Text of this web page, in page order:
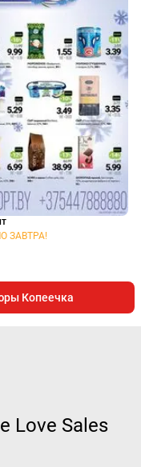
ЗАВТРА!
Копеечка
Love Sales